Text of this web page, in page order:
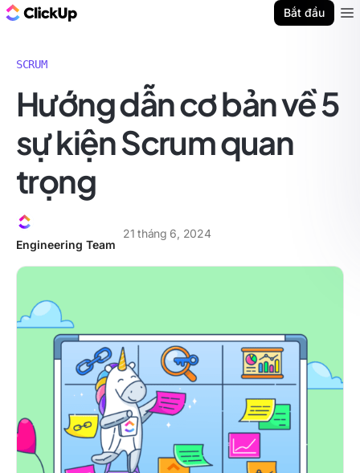
Bắt đầu
SCRUM
Hướng dẫn cơ bản về 5
sự kiện Scrum quan
trọng
Engineering Team
21 tháng 6, 2024